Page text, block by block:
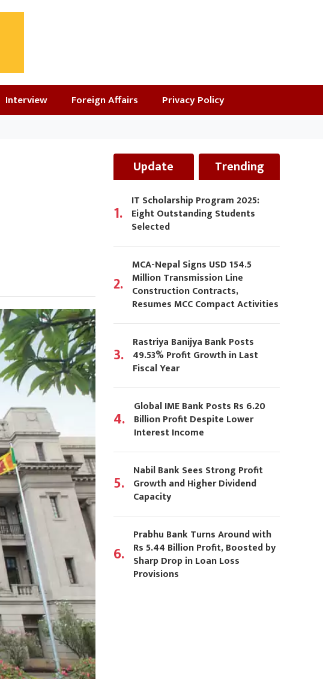
Interview Foreign Affairs Privacy Policy
Update Trending
1.
IT Scholarship Program 2025:
Eight Outstanding Students
Selected
2.
MCA-Nepal Signs USD 154.5
Million Transmission Line
Construction Contracts,
Resumes MCC Compact Activities
3.
Rastriya Banijya Bank Posts
49.53% Profit Growth in Last
Fiscal Year
4.
Global IME Bank Posts Rs 6.20
Billion Profit Despite Lower
Interest Income
5.
Nabil Bank Sees Strong Profit
Growth and Higher Dividend
Capacity
6.
Prabhu Bank Turns Around with
Rs 5.44 Billion Profit, Boosted by
Sharp Drop in Loan Loss
Provisions